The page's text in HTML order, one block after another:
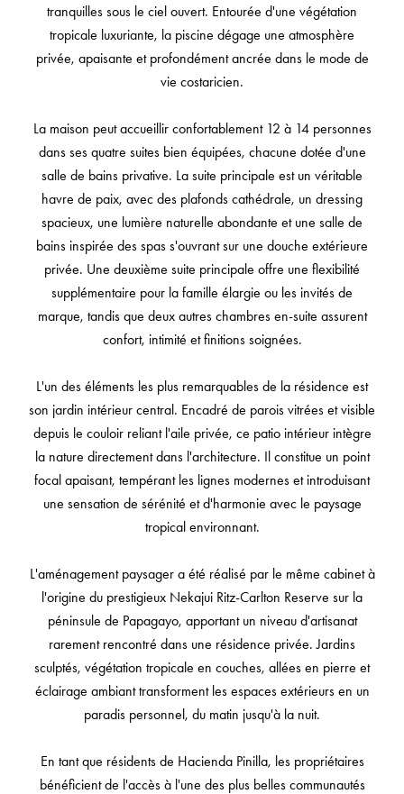
tranquilles sous le ciel ouvert. Entourée d'une végétation
tropicale luxuriante, la piscine dégage une atmosphère
privée, apaisante et profondément ancrée dans le mode de
vie costaricien.
La maison peut accueillir confortablement 12 à 14 personnes
dans ses quatre suites bien équipées, chacune dotée d'une
salle de bains privative. La suite principale est un véritable
havre de paix, avec des plafonds cathédrale, un dressing
spacieux, une lumière naturelle abondante et une salle de
bains inspirée des spas s'ouvrant sur une douche extérieure
privée. Une deuxième suite principale offre une flexibilité
supplémentaire pour la famille élargie ou les invités de
marque, tandis que deux autres chambres en-suite assurent
confort, intimité et finitions soignées.
L'un des éléments les plus remarquables de la résidence est
son jardin intérieur central. Encadré de parois vitrées et visible
depuis le couloir reliant l'aile privée, ce patio intérieur intègre
la nature directement dans l'architecture. Il constitue un point
focal apaisant, tempérant les lignes modernes et introduisant
une sensation de sérénité et d'harmonie avec le paysage
tropical environnant.
L'aménagement paysager a été réalisé par le même cabinet à
l'origine du prestigieux Nekajui Ritz-Carlton Reserve sur la
péninsule de Papagayo, apportant un niveau d'artisanat
rarement rencontré dans une résidence privée. Jardins
sculptés, végétation tropicale en couches, allées en pierre et
éclairage ambiant transforment les espaces extérieurs en un
paradis personnel, du matin jusqu'à la nuit.
En tant que résidents de Hacienda Pinilla, les propriétaires
bénéficient de l'accès à l'une des plus belles communautés